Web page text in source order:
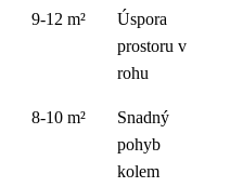
9-12 m²
Úspora
prostoru v
rohu
8-10 m²
Snadný
pohyb
kolem